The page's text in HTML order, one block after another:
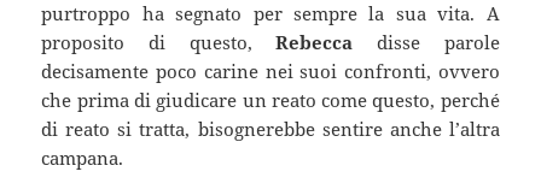
purtroppo ha segnato per sempre la sua vita. A
proposito di questo,Rebecca disse parole
decisamente poco carine nei suoi confronti, ovvero
che prima di giudicare un reato come questo, perché
di reato si tratta, bisognerebbe sentire anche l’altra
campana.